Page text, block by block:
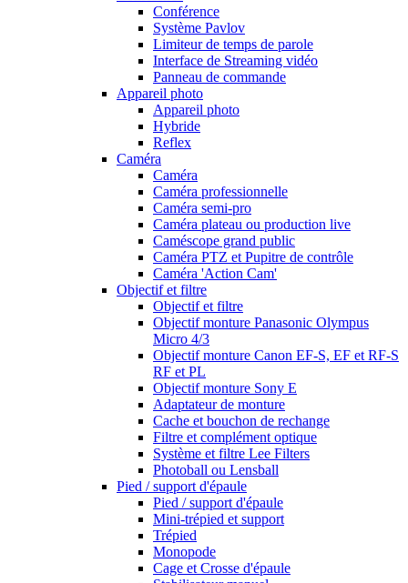
Conférence
Système Pavlov
Limiteur de temps de parole
Interface de Streaming vidéo
Panneau de commande
Appareil photo
Appareil photo
Hybride
Reflex
Caméra
Caméra
Caméra professionnelle
Caméra semi-pro
Caméra plateau ou production live
Caméscope grand public
Caméra PTZ et Pupitre de contrôle
Caméra 'Action Cam'
Objectif et filtre
Objectif et filtre
Objectif monture Panasonic Olympus
Micro 4/3
Objectif monture Canon EF-S, EF et RF-S
RF et PL
Objectif monture Sony E
Adaptateur de monture
Cache et bouchon de rechange
Filtre et complément optique
Système et filtre Lee Filters
Photoball ou Lensball
Pied / support d'épaule
Pied / support d'épaule
Mini-trépied et support
Trépied
Monopode
Cage et Crosse d'épaule